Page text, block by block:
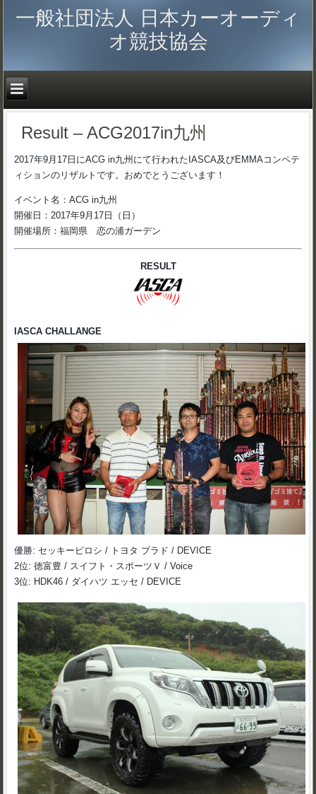
一般社団法人 日本カーオーディ
オ競技協会
Result – ACG2017in九州
2017年9月17日にACG in九州にて行われたIASCA及びEMMAコンペテ
ィションのリザルトです。おめでとうございます！
イベント名：ACG in九州
開催日：2017年9月17日（日）
開催場所：福岡県 恋の浦ガーデン
RESULT
IASCA CHALLANGE
優勝: セッキーピロシ / トヨタ プラド / DEVICE
2位: 徳富豊 / スイフト・スポーツＶ / Voice
3位: HDK46 / ダイハツ エッセ / DEVICE